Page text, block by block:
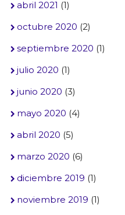
abril 2021 (1)
octubre 2020 (2)
septiembre 2020 (1)
julio 2020 (1)
junio 2020 (3)
mayo 2020 (4)
abril 2020 (5)
marzo 2020 (6)
diciembre 2019 (1)
noviembre 2019 (1)